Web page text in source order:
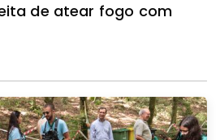
de atear fogo com